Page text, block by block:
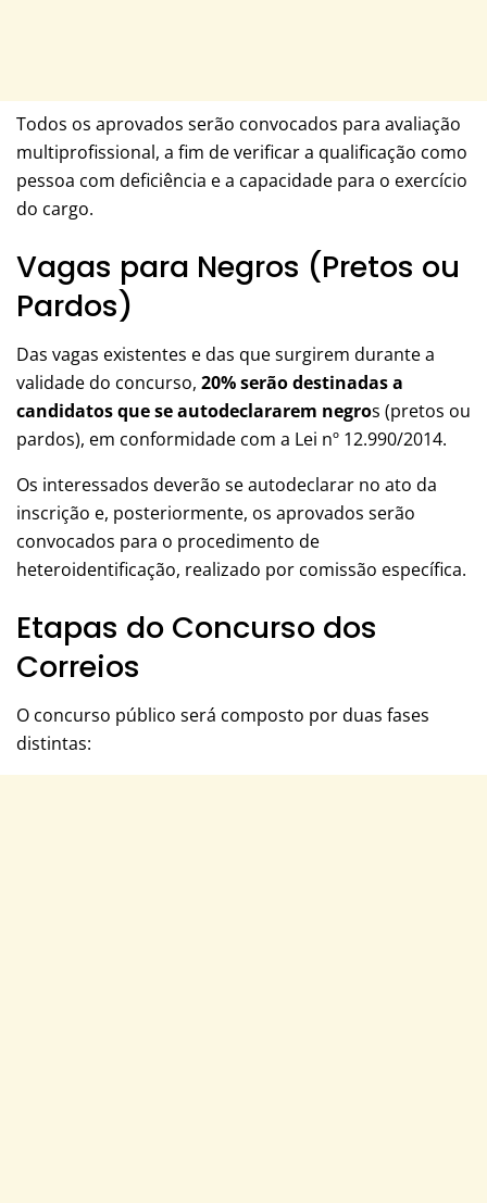
Todos os aprovados serão convocados para avaliação
multiprofissional, a fim de verificar a qualificação como
pessoa com deficiência e a capacidade para o exercício
do cargo.
Vagas para Negros (Pretos ou
Pardos)
Das vagas existentes e das que surgirem durante a
validade do concurso, 20% serão destinadas a
candidatos que se autodeclararem negros (pretos ou
pardos), em conformidade com a Lei nº 12.990/2014.
Os interessados deverão se autodeclarar no ato da
inscrição e, posteriormente, os aprovados serão
convocados para o procedimento de
heteroidentificação, realizado por comissão específica.
Etapas do Concurso dos
Correios
O concurso público será composto por duas fases
distintas: